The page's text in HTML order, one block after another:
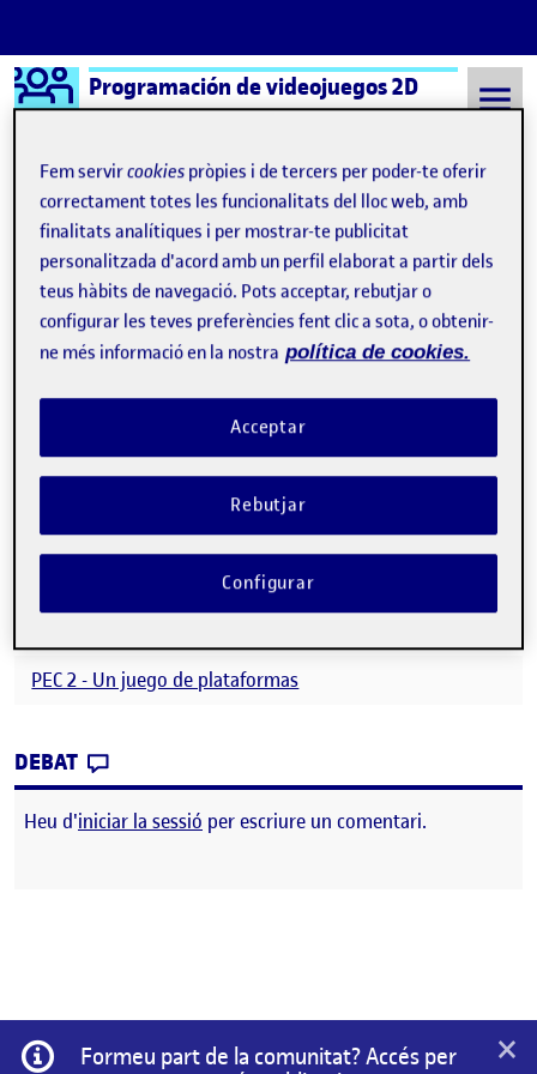
Saltar al contingut
Logo Ágora
Programación de videojuegos 2D
Semestre 20221 - Aula 1 PEC 2 – Un juego de plataformas
Navegació d'entrades
Anterior: PEC 2 – Un juego de plataformas Següent
Publicat perPEC 2 – Un juego de
Data de publicaciócomentari
https://gitlab.com/Anleus/pec2
https://youtu.be/G3nrZw-sAVg
PEC 2 - Un juego de plataformas
DEBAT
Heu d'iniciar la sessió per escriure un comentari.
Informació
Formeu part de la comunitat? Accés per
×
Fem servircookies pròpies i de tercers per poder-te oferir
correctament totes les funcionalitats del lloc web, amb
finalitats analítiques i per mostrar-te publicitat
personalitzada d'acord amb un perfil elaborat a partir dels
teus hàbits de navegació. Pots acceptar, rebutjar o
configurar les teves preferències fent clic a sota, o obtenir-
ne més informació en la nostra política de cookies.
Rebutjar
Acceptar
Configurar